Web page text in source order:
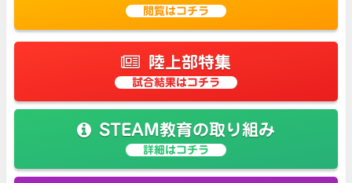
閲覧はコチラ
陸上部特集
試合結果はコチラ
STEAM教育の取り組み
詳細はコチラ